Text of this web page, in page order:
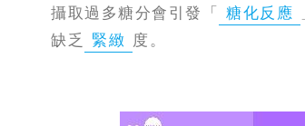
攝取過多糖分會引發「 糖化反應
缺乏 緊緻 度。